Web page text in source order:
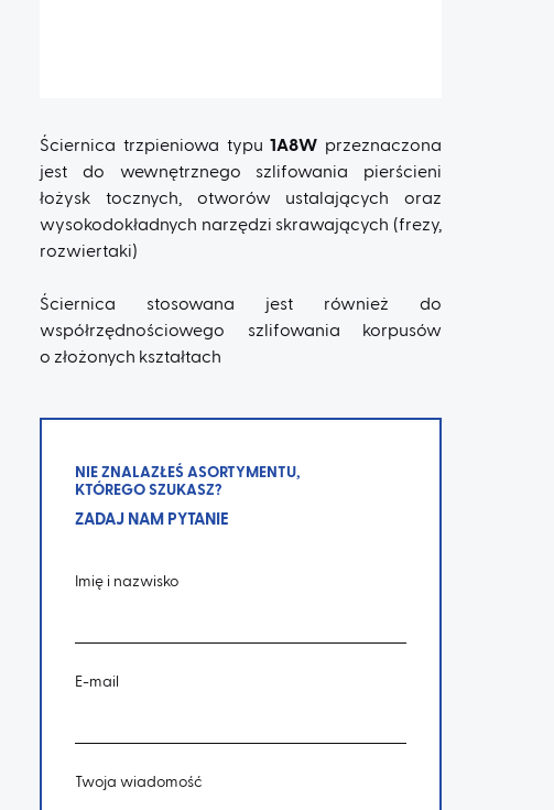
Ściernica trzpieniowa typu1A8W przeznaczona
jest do wewnętrznego szlifowania pierścieni
łożysk tocznych, otworów ustalających oraz
wysokodokładnych narzędzi skrawających (frezy,
rozwiertaki)
Ściernica stosowana jest również do
współrzędnościowego szlifowania korpusów
o złożonych kształtach
NIE ZNALAZŁEŚ ASORTYMENTU,
KTÓREGO SZUKASZ?
ZADAJ NAM PYTANIE
Imię i nazwisko
E-mail
Twoja wiadomość